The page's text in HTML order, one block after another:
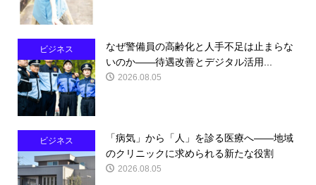
ビジネス
なぜ警備員の高齢化と人手不足は止まらな
いのか――待遇改善とデジタル活用...
2026.08.05
ビジネス
「病気」から「人」を診る医療へ――地域
のクリニックに求められる新たな役割
2026.08.05